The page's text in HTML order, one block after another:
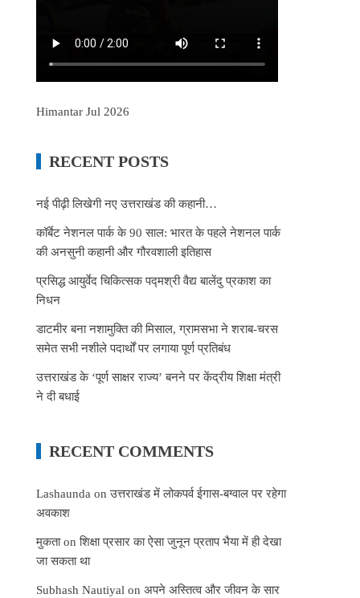
Himantar Jul 2026
RECENT POSTS
नई पीढ़ी लिखेगी नए उत्तराखंड की कहानी…
कॉर्बेट नेशनल पार्क के 90 साल: भारत के पहले नेशनल पार्क
की अनसुनी कहानी और गौरवशाली इतिहास
प्रसिद्ध आयुर्वेद चिकित्सक पद्मश्री वैद्य बालेंदु प्रकाश का
निधन
डाटमीर बना नशामुक्ति की मिसाल, ग्रामसभा ने शराब-चरस
समेत सभी नशीले पदार्थों पर लगाया पूर्ण प्रतिबंध
उत्तराखंड के ‘पूर्ण साक्षर राज्य’ बनने पर केंद्रीय शिक्षा मंत्री
ने दी बधाई
RECENT COMMENTS
Lashaunda onउत्तराखंड में लोकपर्व ईगास-बग्वाल पर रहेगा
अवकाश
मुकताonशिक्षा प्रसार का ऐसा जुनून प्रताप भैया में ही देखा
जा सकता था
Subhash Nautiyal onअपने अस्तित्व और जीवन के सार